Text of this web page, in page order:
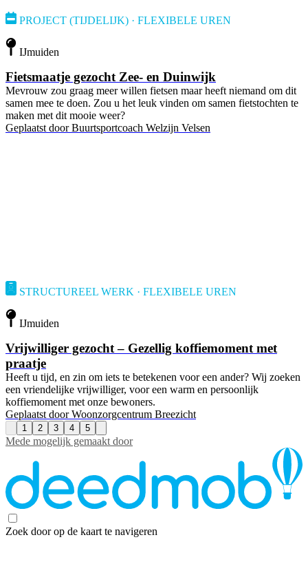
PROJECT (TIJDELIJK) · FLEXIBELE UREN
IJmuiden
Fietsmaatje gezocht Zee- en Duinwijk
Mevrouw zou graag meer willen fietsen maar heeft niemand om dit
samen mee te doen. Zou u het leuk vinden om samen fietstochten te
maken met dit mooie weer?
Geplaatst door Buurtsportcoach Welzijn Velsen
STRUCTUREEL WERK · FLEXIBELE UREN
IJmuiden
Vrijwilliger gezocht – Gezellig koffiemoment met
praatje
Heeft u tijd, en zin om iets te betekenen voor een ander? Wij zoeken
een vriendelijke vrijwilliger, voor een warm en persoonlijk
koffiemoment met onze bewoners.
Geplaatst door Woonzorgcentrum Breezicht
1 2 3 4 5
Mede mogelijk gemaakt door
Zoek door op de kaart te navigeren